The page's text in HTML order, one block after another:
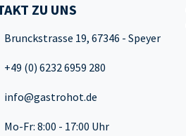
ZU UNS
Brunckstrasse 19, 67346 - Speyer
+49 (0) 6232 6959 280
info@gastrohot.de
Mo-Fr: 8:00 - 17:00 Uhr